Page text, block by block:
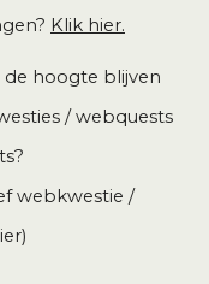
Klik hier.
hoogte blijven
/ webquests
webkwestie /